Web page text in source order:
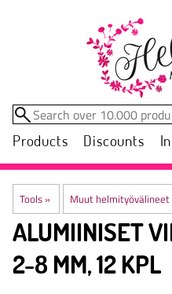
Products Discounts
Tools‪» Muut helmityövälineet
ALUMIINISET
2-8 MM, 12 KPL